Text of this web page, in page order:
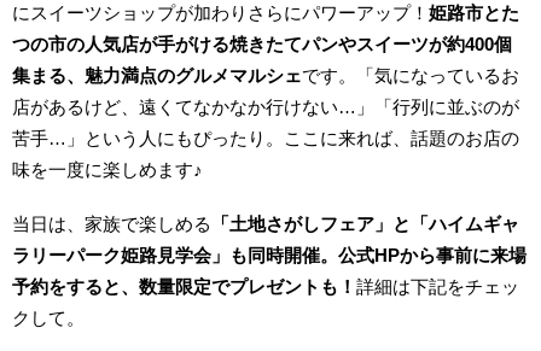
にスイーツショップが加わりさらにパワーアップ！姫路市とた
つの市の人気店が手がける焼きたてパンやスイーツが約400個
集まる、魅力満点のグルメマルシェです。「気になっているお
店があるけど、遠くてなかなか行けない…」「行列に並ぶのが
苦手…」という人にもぴったり。ここに来れば、話題のお店の
味を一度に楽しめます♪
当日は、家族で楽しめる
「土地さがしフェア」と「ハイムギャ
ラリーパーク姫路見学会」も同時開催。公式HPから事前に来場
予約をすると、数量限定でプレゼントも！詳細は下記をチェッ
クして。